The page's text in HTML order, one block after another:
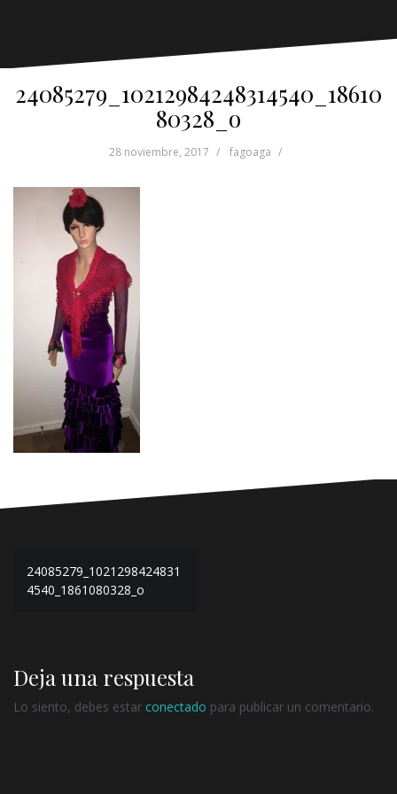
24085279_10212984248314540_18610
80328_o
28 noviembre, 2017 fagoaga
Navegación
de
24085279_1021298424831
4540_1861080328_o
Deja una respuesta
Lo siento, debes estar conectado para publicar un comentario.